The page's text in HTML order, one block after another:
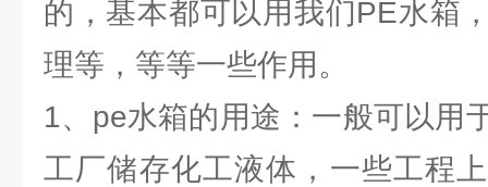
的，基本都可以用我们PE水箱
理等，等等一些作用。
1、pe水箱的用途：一般可以用
工厂储存化工液体，一些工程